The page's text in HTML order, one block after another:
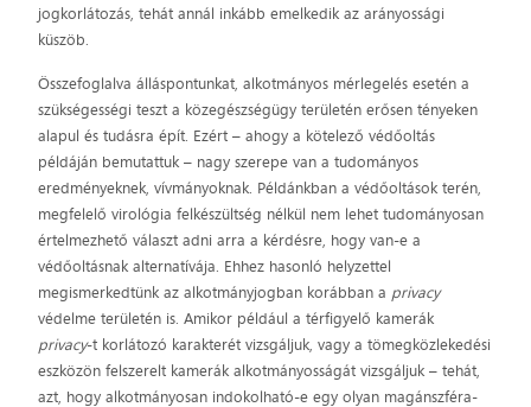
jogkorlátozás, tehát annál inkább emelkedik az arányossági
küszöb.
Összefoglalva álláspontunkat, alkotmányos mérlegelés esetén a
szükségességi teszt a közegészségügy területén erősen tényeken
alapul és tudásra épít. Ezért – ahogy a kötelező védőoltás
példáján bemutattuk – nagy szerepe van a tudományos
eredményeknek, vívmányoknak. Példánkban a védőoltások terén,
megfelelő virológia felkészültség nélkül nem lehet tudományosan
értelmezhető választ adni arra a kérdésre, hogy van-e a
védőoltásnak alternatívája. Ehhez hasonló helyzettel
megismerkedtünk az alkotmányjogban korábban a privacy
védelme területén is. Amikor például a térfigyelő kamerák
privacy-t korlátozó karakterét vizsgáljuk, vagy a tömegközlekedési
eszközön felszerelt kamerák alkotmányosságát vizsgáljuk – tehát,
azt, hogy alkotmányosan indokolható-e egy olyan magánszféra-